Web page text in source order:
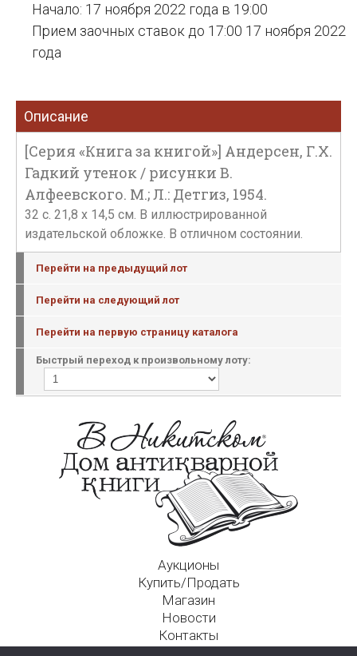
Начало: 17 ноября 2022 года в 19:00
Прием заочных ставок до 17:00 17 ноября 2022
года
Описание
[Серия «Книга за книгой»] Андерсен, Г.Х.
Гадкий утенок / рисунки В.
Алфеевского. М.; Л.: Детгиз, 1954.
32 с. 21,8 х 14,5 см. В иллюстрированной
издательской обложке. В отличном состоянии.
Перейти на предыдущий лот
Перейти на следующий лот
Перейти на первую страницу каталога
Быстрый переход к произвольному лоту:
Аукционы
Купить/Продать
Магазин
Новости
Контакты